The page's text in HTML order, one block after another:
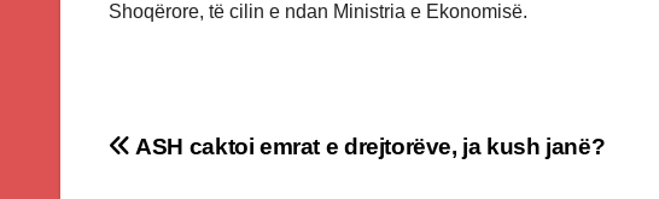
Shoqërore, të cilin e ndan Ministria e Ekonomisë.
Post
ASH caktoi emrat e drejtorëve, ja kush janë?